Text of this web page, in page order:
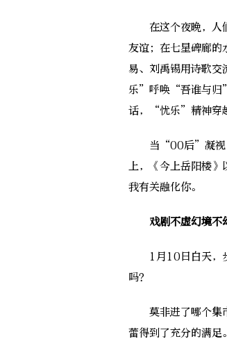
在这个夜晚，人们
友谊；在七星碑廊的
易、刘禹锡用诗歌
乐”呼唤“吾谁与归”
话，“忧乐”精神穿
当“00后”凝视“
上，《今上岳阳楼
我有关融化你。
戏剧不虚幻境不
1月10日白天，步
吗？
莫非进了哪个集市
蕾得到了充分的满足